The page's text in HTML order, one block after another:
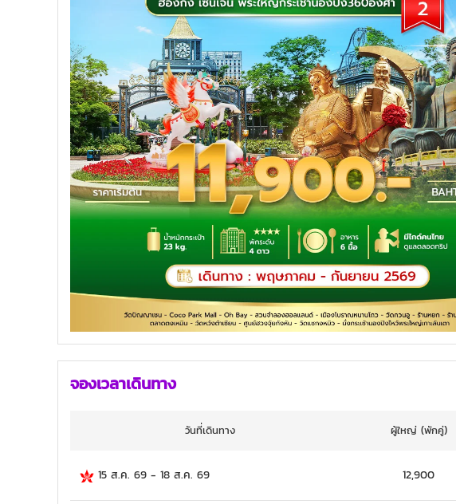
จองเวลาเดินทาง
วันที่เดินทาง ผู้ใหญ่ (พักคู่)
15 ส.ค. 69 -18 ส.ค. 69 12,900